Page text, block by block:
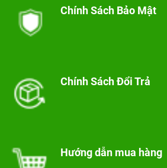
Chính Sách Bảo Mật
Chính Sách Đổi Trả
Hướng dẫn mua hàng